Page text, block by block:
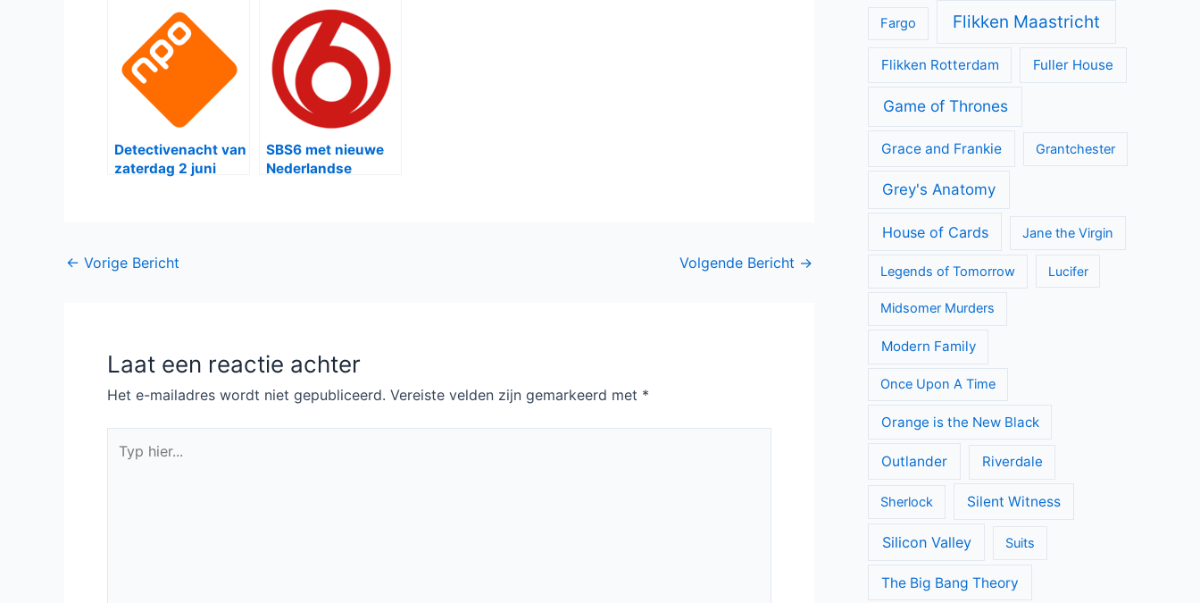
bij BBC First
Detectivenacht van
zaterdag 2 juni
SBS6 met nieuwe
Nederlandse
Bericht
← Vorige Bericht Volgende Bericht →
Laat een reactie achter
Het e-mailadres wordt niet gepubliceerd. Vereiste velden zijn gemarkeerd met *
hier...
Fargo Flikken Maastricht
Flikken Rotterdam Fuller House
Game of Thrones
Grace and Frankie Grantchester
Grey's Anatomy
House of Cards Jane the Virgin
Legends of Tomorrow Lucifer
Midsomer Murders
Modern Family
Once Upon A Time
Orange is the New Black
Outlander Riverdale
Sherlock Silent Witness
Silicon Valley Suits
The Big Bang Theory